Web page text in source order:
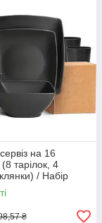
на 16
тарілок, 4
/ Набір
/ Набір
₴